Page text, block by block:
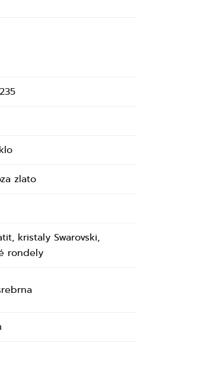
zlato
kristaly Swarovski,
rondely